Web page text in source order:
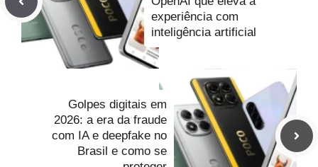
experiência com
inteligência artificial
Golpes digitais em
2026: a era da fraude
com IA e deepfake no
Brasil e como se